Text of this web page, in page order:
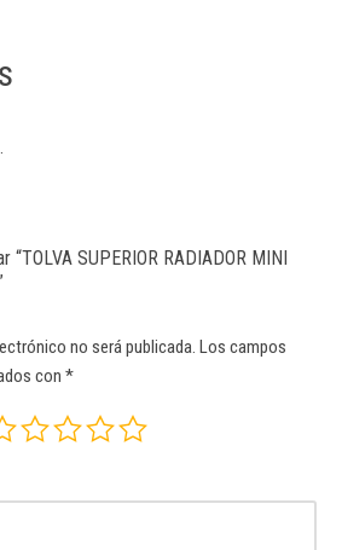
SUPERIOR RADIADOR MINI
no será publicada. Los campos
con *